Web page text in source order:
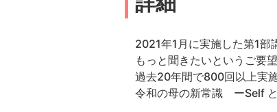
2021年1月に実施した第1部
もっと聞きたいというご要
過去20年間で800回以上実
令和の母の新常識 ーSelf と